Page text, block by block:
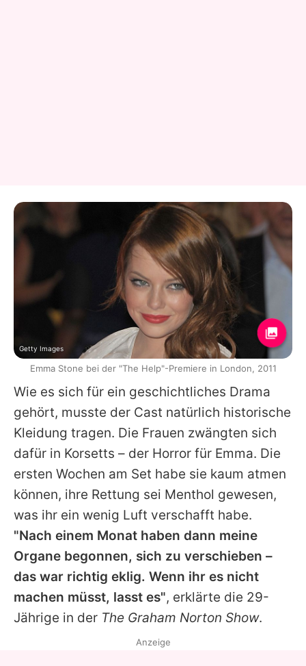
Wie es sich für ein geschichtliches Drama
gehört, musste der Cast natürlich historische
Kleidung tragen. Die Frauen zwängten sich
dafür in Korsetts – der Horror für Emma. Die
ersten Wochen am Set habe sie kaum atmen
können, ihre Rettung sei Menthol gewesen,
was ihr ein wenig Luft verschafft habe.
"Nach einem Monat haben dann meine
Organe begonnen, sich zu verschieben –
das war richtig eklig. Wenn ihr es nicht
machen müsst, lasst es", erklärte die 29-
Jährige in der The Graham Norton Show.
Getty Images
Emma Stone bei der "The Help"-Premiere in London, 2011
Anzeige